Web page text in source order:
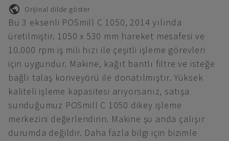
Orijinal dilde göster
Bu 3 eksenli POSmill C 1050, 2014 yılında
üretilmiştir. 1050 x 530 mm hareket mesafesi ve
10.000 rpm iş mili hızı ile çeşitli işleme görevleri
için uygundur. Makine, kağıt bantlı filtre ve isteğe
bağlı talaş konveyörü ile donatılmıştır. Yüksek
kaliteli işleme kapasitesi arıyorsanız, satışa
sunduğumuz POSmill C 1050 dikey işleme
merkezini değerlendirin. Makine şu anda çalışır
durumda değildir. Daha fazla bilgi için bizimle